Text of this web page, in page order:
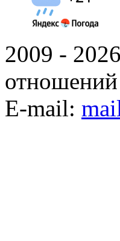
2009 -
E-mail: